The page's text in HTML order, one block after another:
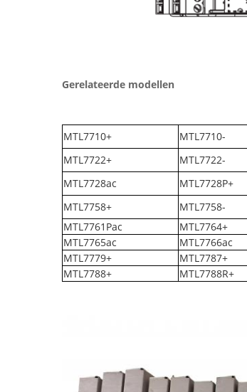
Gerelateerde modellen
MTL7710+ MTL7710-
MTL7722+
MTL7722-
MTL7728ac
MTL7728P+
MTL7758+
MTL7758-
MTL7761Pac
MTL7764+
MTL7765ac
MTL7766ac
MTL7779+
MTL7787+
MTL7788+
MTL7788R+